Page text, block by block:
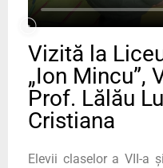
Vizită la
„Ion Mincu”,
Prof. Lălău
Cristiana
Elevii claselor a VII-a